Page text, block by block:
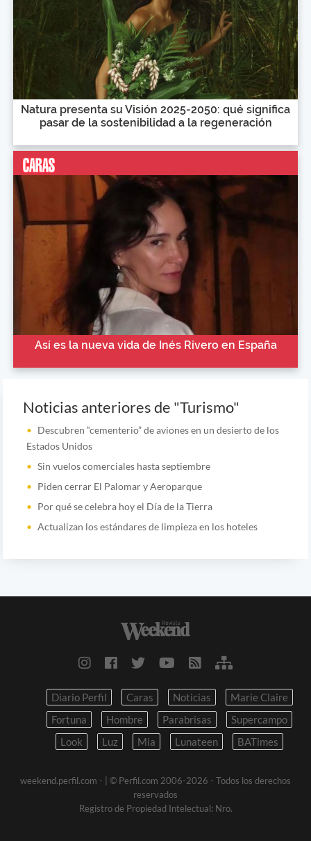
Natura presenta su Visión 2025-2050: qué significa
pasar de la sostenibilidad a la regeneración
Así es la nueva vida de Inés Rivero en España
Noticias anteriores de "Turismo"
Descubren “cementerio” de aviones en un desierto de los
Estados Unidos
Sin vuelos comerciales hasta septiembre
Piden cerrar El Palomar y Aeroparque
Por qué se celebra hoy el Día de la Tierra
Actualizan los estándares de limpieza en los hoteles
Diario Perfil Caras Noticias
Marie Claire
Fortuna
Hombre Parabrisas
Supercampo
Look
Luz Mia Lunateen BATimes
weekend.perfil.com - | © Perfil.com 2006-2026 - Todos los derechos
reservados
Registro de Propiedad Intelectual: Nro.